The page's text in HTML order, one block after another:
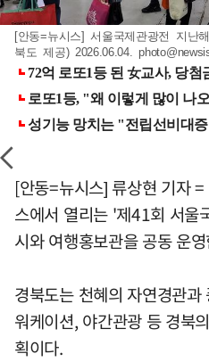
[안동=뉴시스] 서울국제관광전 지난
북도 제공) 2026.06.04.
[안동=뉴시스] 류상현 기자
스에서 열리는 '제41회 서울
시와 여행홍보관을 공동 운
경북도는 천혜의 자연경관
워케이션, 야간관광 등 경북
획이다.